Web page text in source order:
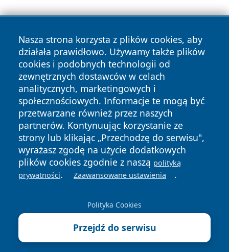
Nasza strona korzysta z plików cookies, aby
działała prawidłowo. Używamy także plików
cookies i podobnych technologii od
zewnętrznych dostawców w celach
analitycznych, marketingowych i
społecznościowych. Informacje te mogą być
przetwarzane również przez naszych
partnerów. Kontynuując korzystanie ze
strony lub klikając „Przechodzę do serwisu",
wyrażasz zgodę na użycie dodatkowych
plików cookies zgodnie z naszą polityką
prywatności. Zaawansowane ustawienia .
Polityka Cookies
Przejdź do serwisu
Copyright © 2026 belchatowski24.pl Wszystkie prawa
zastrzeżone.
News Autorzy
Polityka
Prywatności
Polityka
Cookies